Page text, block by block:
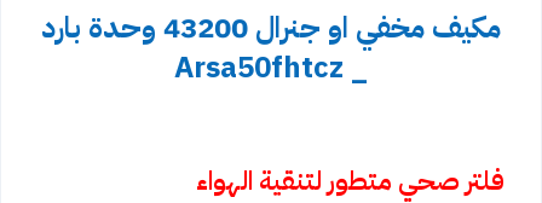
مكيف مخفي او جنرال 43200 وحدة بارد
_ Arsa50fhtcz
فلتر صحي متطور لتنقية الهواء